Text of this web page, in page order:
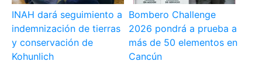
INAH dará seguimiento a
indemnización de tierras
y conservación de
Kohunlich
Bombero Challenge
2026 pondrá a prueba a
más de 50 elementos en
Cancún